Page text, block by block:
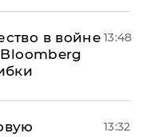
в войне 13:48
13:32